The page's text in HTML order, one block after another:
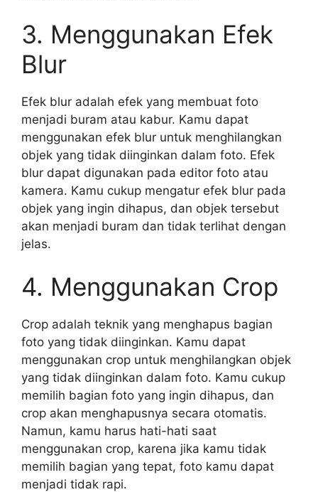
3. Menggunakan Efek
Blur
Efek blur adalah efek yang membuat foto
menjadi buram atau kabur. Kamu dapat
menggunakan efek blur untuk menghilangkan
objek yang tidak diinginkan dalam foto. Efek
blur dapat digunakan pada editor foto atau
kamera. Kamu cukup mengatur efek blur pada
objek yang ingin dihapus, dan objek tersebut
akan menjadi buram dan tidak terlihat dengan
jelas.
4. Menggunakan Crop
Crop adalah teknik yang menghapus bagian
foto yang tidak diinginkan. Kamu dapat
menggunakan crop untuk menghilangkan objek
yang tidak diinginkan dalam foto. Kamu cukup
memilih bagian foto yang ingin dihapus, dan
crop akan menghapusnya secara otomatis.
Namun, kamu harus hati-hati saat
menggunakan crop, karena jika kamu tidak
memilih bagian yang tepat, foto kamu dapat
menjadi tidak rapi.